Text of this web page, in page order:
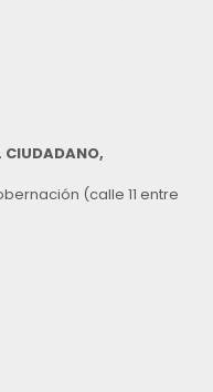
CIUDADANO,
(calle 11 entre